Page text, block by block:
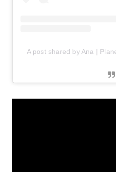
A post shared by Ana |